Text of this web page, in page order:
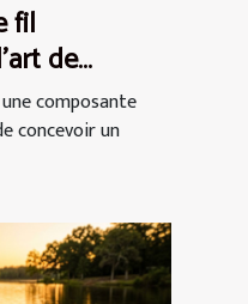
fil
de
composante
concevoir un